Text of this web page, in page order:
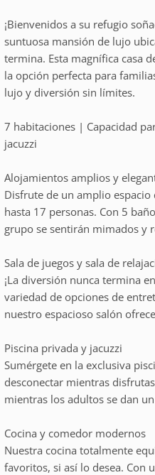
¡Bienvenidos a su refugio
suntuosa mansión de lujo
termina. Esta magnífica casa
la opción perfecta para
lujo y diversión sin límites.
7 habitaciones | Capacidad
jacuzzi
Alojamientos amplios y
Disfrute de un amplio espacio
hasta 17 personas. Con 5
grupo se sentirán mimados y
Sala de juegos y sala de
¡La diversión nunca termina
variedad de opciones de
nuestro espacioso salón
Piscina privada y jacuzzi
Sumérgete en la exclusiva
desconectar mientras
mientras los adultos se dan
Cocina y comedor modernos
Nuestra cocina totalmente
favoritos, si así lo desea.